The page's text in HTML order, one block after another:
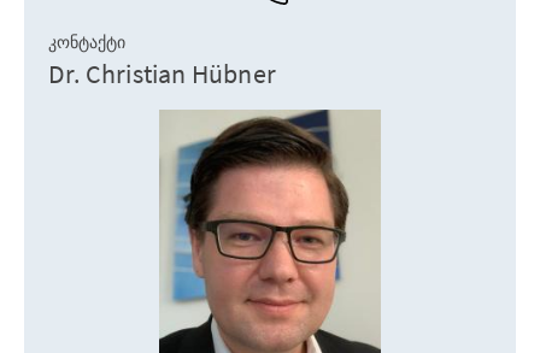
ᲙᲝᲜᲢᲐᲥᲢᲘ
Dr. Christian Hübner